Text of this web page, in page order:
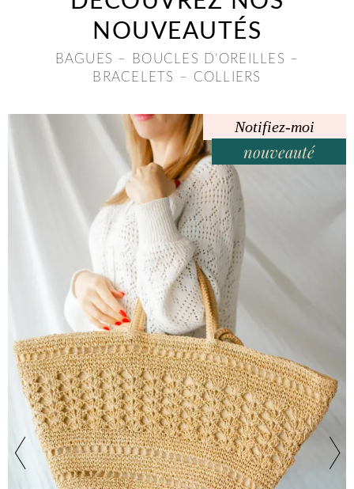
NOUVEAUTÉS
BAGUES – BOUCLES D’OREILLES –
BRACELETS – COLLIERS
Notifiez-moi
nouveauté